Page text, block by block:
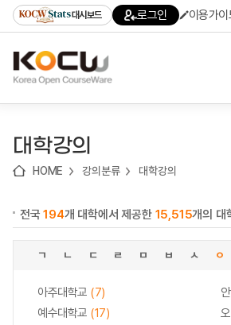
기
기
기
content)
가
대시보드 로그인 이용가이
대학강의
HOME 강의분류 대학강의
전국194개 대학에서 제공한 15,515개의 대
ㄱ ㄴ ㄷ ㄹ ㅁ ㅂ ㅅ ㅇ
아주대학교 (7)
예수대학교 (17)